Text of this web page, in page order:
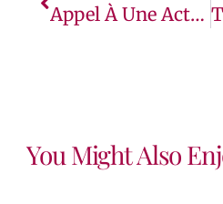
Appel À Une Action Urgente Pour Remédier Aux Retards Dans Le Déploiement Du Vaccin Contre Le Paludisme En Afrique À L’occasion De La Journée Mondiale Du Paludisme
You Might Also